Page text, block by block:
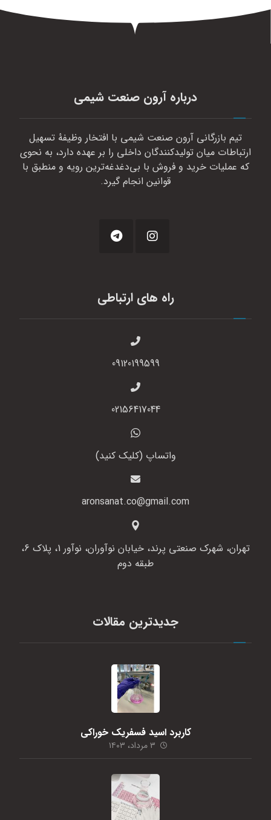
درباره آرون صنعت شیمی
تیم بازرگانی آرون صنعت شیمی با افتخار وظیفهٔ تسهیل
ارتباطات میان تولیدکنندگان داخلی را بر عهده دارد، به نحوی
که عملیات خرید و فروش با بی‌دغدغه‌ترین رویه و منطبق با
قوانین انجام گیرد.
راه های ارتباطی
09120199599
02156417044
واتساپ (کلیک کنید)
aronsanat.co@gmail.com
تهران، شهرک صنعتی پرند، خیابان نوآوران، نوآور 1، پلاک 6،
طبقه دوم
جدیدترین مقالات
کاربرد اسید فسفریک خوراکی
۳ مرداد، ۱۴۰۳